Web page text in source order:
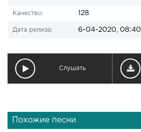
Качество: 128
Дата релиза: 6-04-2020, 08:40
Слушать
Похожие песни